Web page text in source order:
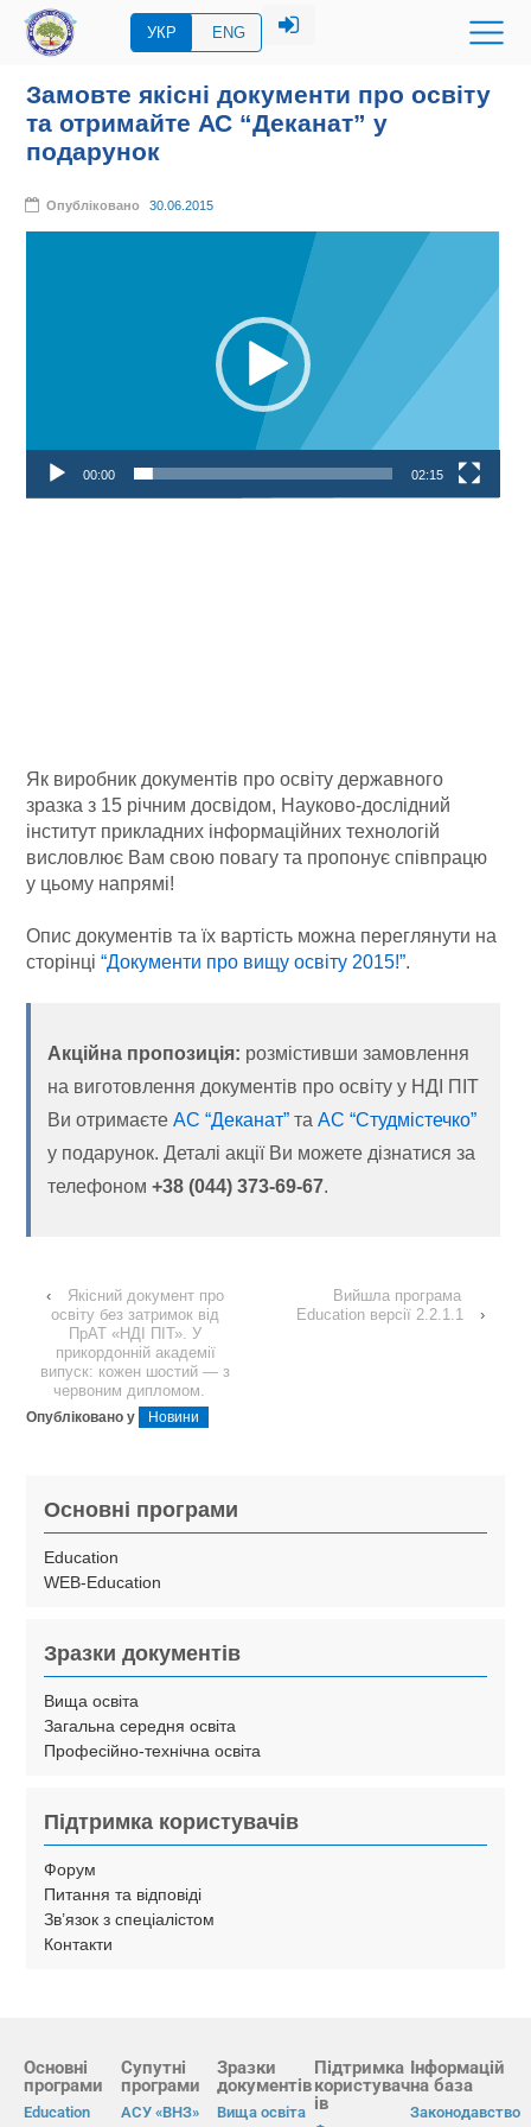
УКР ENG
Замовте якісні документи про освіту
та отримайте АС “Деканат” у
подарунок
Опубліковано 30.06.2015
00:00 02:15
Як виробник документів про освіту державного
зразка з 15 річним досвідом, Науково-дослідний
інститут прикладних інформаційних технологій
висловлює Вам свою повагу та пропонує співпрацю
у цьому напрямі!
Опис документів та їх вартість можна переглянути на
сторінці“Документи про вищу освіту 2015!”.
Акційна пропозиція: розмістивши замовлення
на виготовлення документів про освіту у НДІ ПІТ
Ви отримаєтеАС “Деканат” таАС “Студмістечко”
у подарунок. Деталі акції Ви можете дізнатися за
телефоном+38 (044) 373-69-67.
‹
Якісний документ про
освіту без затримок від
ПрАТ «НДІ ПІТ». У
прикордонній академії
випуск: кожен шостий — з
червоним дипломом.
Вийшла програма
Education версії 2.2.1.1
›
Опубліковано у Новини
Основні програми
Education
WEB-Education
Зразки документів
Вища освіта
Загальна середня освіта
Професійно-технічна освіта
Підтримка користувачів
Форум
Питання та відповіді
Зв’язок з спеціалістом
Контакти
Основні
програми
Education
Супутні
програми
АСУ «ВНЗ»
Зразки
документів
Вища освіта
Підтримка
користувач
ів
Інформацій
на база
Законодавство